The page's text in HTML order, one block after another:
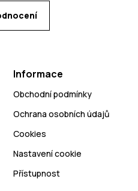
Informace
Obchodní podmínky
Ochrana osobních údajů
Cookies
Nastavení cookie
Přístupnost